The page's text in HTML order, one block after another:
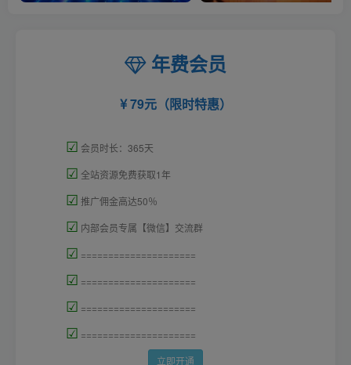
年费会员
79元（限时特惠）
☑ 会员时长：365天
☑ 全站资源免费获取1年
☑ 推广佣金高达50％
☑ 内部会员专属【微信】交流群
☑ =====================
☑ =====================
☑ =====================
☑ =====================
立即开通